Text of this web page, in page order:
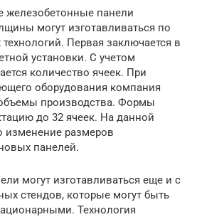
железобетонные панели
могут изготавливаться по
Первая заключается в
установки. С учетом
количество ячеек. При
оборудования компания
производства. Формы
до 32 ячеек. На данной
изменение размеров
панелей.
могут изготавливаться еще и с
стендов, которые могут быть
Технология